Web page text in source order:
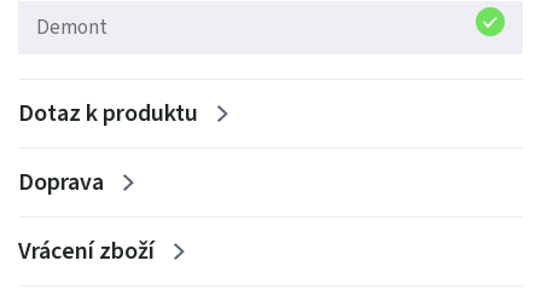
Demont
Dotaz k produktu
Doprava
Vrácení zboží